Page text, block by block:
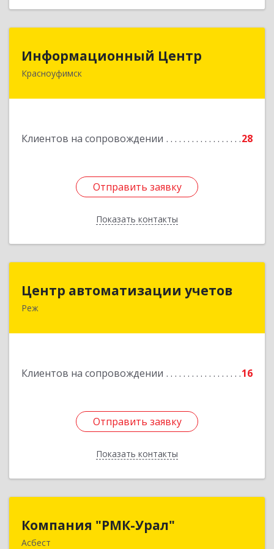
Информационный Центр
Красноуфимск
Клиентов на сопровождении 28
Отправить заявку
Показать контакты
Информационный Центр
623300, Свердловская обл, Красноуфимск г,
Отправить заявку
Назад
Центр автоматизации учетов
Реж
Клиентов на сопровождении 16
Отправить заявку
Показать контакты
623750, Свердловская обл, Режевской р-н, Реж
Отправить заявку
Назад
Компания "РМК-Урал"
Асбест